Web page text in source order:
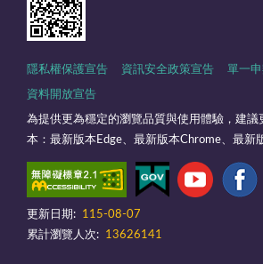
隱私權保護宣告 資訊安全政策宣告 單一
資料開放宣告
為提供更為穩定的瀏覽品質與使用體驗，建議
本：最新版本Edge、最新版本Chrome、最新
更新日期:
115-08-07
累計瀏覽人次:
13626141